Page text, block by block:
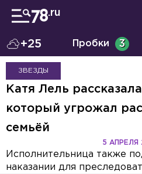
+25 Пробки 3
ЗВЕЗДЫ
Катя Лель
который угрожал
семьёй
5 АПРЕЛЯ
Исполнительница также
наказании для